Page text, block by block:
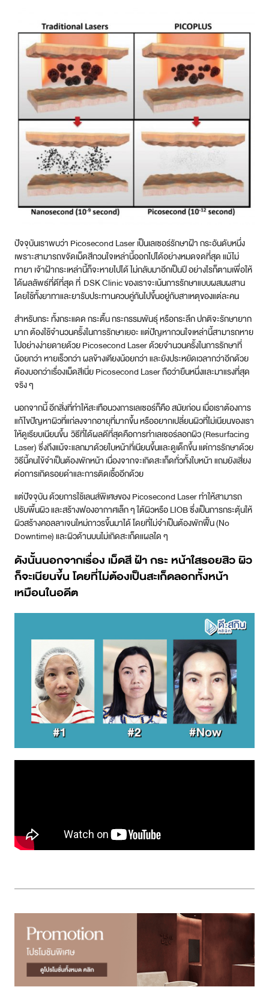
สาขา นครปฐม
ปัจจุบันเราพบว่า Picosecond Laser เป็นเลเซอร์รักษาฝ้า กระอันดับหนึ่ง
เพราะสามารถขจัดเม็ดสีกวนใจเหล่านี้ออกไปได้อย่างหมดจดที่สุด แม้ไม่
ทายา เจ้าฝ้ากระเหล่านี้ก็จะหายไปได้ ไม่กลับมาอีกเป็นปี อย่างไรก็ตามเพื่อให้
ได้ผลลัพธ์ที่ดีที่สุด ที่ DSK Clinic ของเราจะเน้นการรักษาแบบผสมผสาน
โดยใช้ทั้งยาทาและยารับประทานควบคู่กันไปขึ้นอยู่กับสาเหตุของแต่ละคน
สำหรับกระ ทั้งกระแดด กระตื้น กระกรรมพันธุ์ หรือกระลึก ปกติจะรักษายาก
มาก ต้องใช้จำนวนครั้งในการรักษาเยอะ แต่ปัญหากวนใจเหล่านี้สามารถหาย
ไปอย่างง่ายดายด้วย Picosecond Laser ด้วยจำนวนครั้งในการรักษาที่
น้อยกว่า หายเร็วกว่า ผลข้างเคียงน้อยกว่า และยังประหยัดเวลากว่าอีกด้วย
ต้องบอกว่าเรื่องเม็ดสีเนี่ย Picosecond Laser ถือว่ายืนหนึ่งและมาแรงที่สุด
จริง ๆ
นอกจากนี้ อีกสิ่งที่ทำให้สะเทือนวงการเลเซอร์ก็คือ สมัยก่อน เมื่อเราต้องการ
แก้ไขปัญหาผิวที่แก่ลงจากอายุที่มากขึ้น หรืออยากเปลี่ยนผิวที่ไม่เนียนของเรา
ให้ดูเรียบเนียนขึ้น วิธีที่ได้ผลดีที่สุดคือการทำเลเซอร์ลอกผิว (Resurfacing
Laser) ซึ่งถึงแม้จะแลกมาด้วยใบหน้าที่เนียนขึ้นและดูเด็กขึ้น แต่การรักษาด้วย
วิธีนี้คนไข้จำเป็นต้องพักหน้า เนื่องจากจะเกิดสะเก็ดทั่วทั้งใบหน้า แถมยังเสี่ยง
ต่อการเกิดรอยดำและการติดเชื้ออีกด้วย
แต่ปัจจุบัน ด้วยการใช้เลนส์พิเศษของ Picosecond Laser ทำให้สามารถ
ปรับพื้นผิว และสร้างฟองอากาศเล็ก ๆ ใต้ผิวหรือ LIOB ซึ่งเป็นการกระตุ้นให้
ผิวสร้างคอลลาเจนใหม่ถาวรขึ้นมาได้ โดยที่ไม่จำเป็นต้องพักฟื้น (No
Downtime) และผิวด้านบนไม่เกิดสะเก็ดแผลใด ๆ
ดังนั้นนอกจากเรื่อง เม็ดสี ฝ้า กระ หน้าใสรอยสิว ผิว
ก็จะเนียนขึ้น โดยที่ไม่ต้องเป็นสะเก็ดลอกทั้งหน้า
เหมือนในอดีต